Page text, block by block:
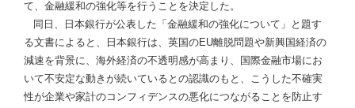
て、金融緩和の強化等を行うことを決定した。
同日、日本銀行が公表した「金融緩和の強化について」と題す
る文書によると、日本銀行は、英国のEU離脱問題や新興国経済の
減速を背景に、海外経済の不透明感が高まり、国際金融市場にお
いて不安定な動きが続いているとの認識のもと、こうした不確実
性が企業や家計のコンフィデンスの悪化につながることを防止す